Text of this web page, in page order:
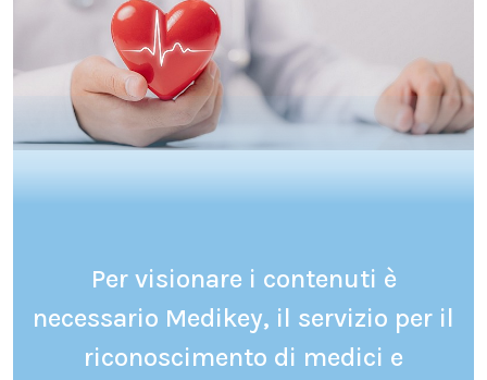
Per visionare i contenuti è
necessario Medikey, il servizio per il
riconoscimento di medici e